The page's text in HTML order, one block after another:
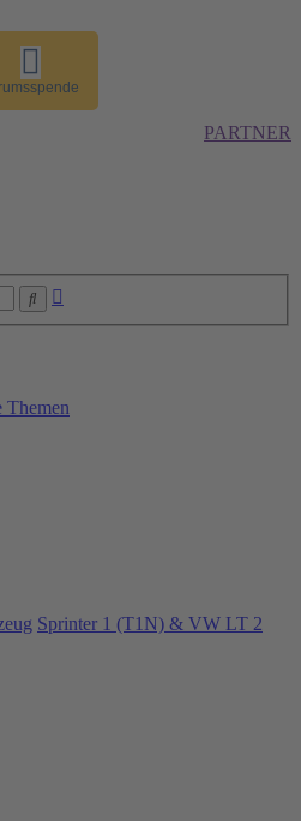
PARTNER
Suche
Themen
Sprinter 1 (T1N) & VW LT 2